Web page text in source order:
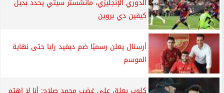
كيفين دي بروين
أرسنال يعلن رسميًا ضم ديفيد رايا حتى نهاية
الموسم